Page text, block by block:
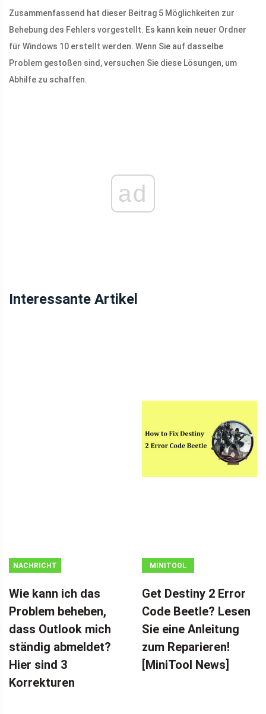
Zusammenfassend hat dieser Beitrag 5 Möglichkeiten zur
Behebung des Fehlers vorgestellt. Es kann kein neuer Ordner
für Windows 10 erstellt werden. Wenn Sie auf dasselbe
Problem gestoßen sind, versuchen Sie diese Lösungen, um
Abhilfe zu schaffen.
ad
Interessante Artikel
NACHRICHT
Wie kann ich das
Problem beheben,
dass Outlook mich
ständig abmeldet?
Hier sind 3
Korrekturen
MINITOOL
Get Destiny 2 Error
Code Beetle? Lesen
Sie eine Anleitung
zum Reparieren!
[MiniTool News]